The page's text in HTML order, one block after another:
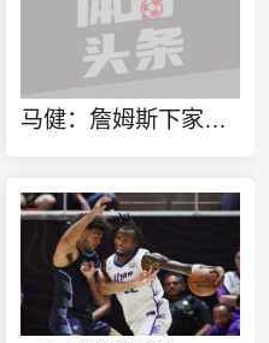
马健：詹姆斯下家不只考虑篮球层面 要能争冠&薪资合适&跟老板熟